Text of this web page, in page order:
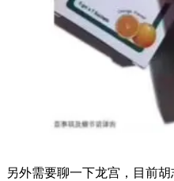
另外需要聊一下龙宫，目前